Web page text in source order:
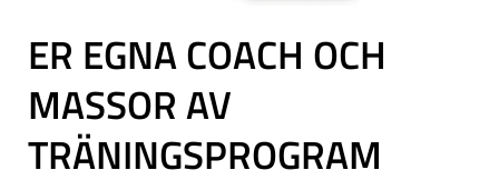
ER EGNA COACH OCH
MASSOR AV
TRÄNINGSPROGRAM